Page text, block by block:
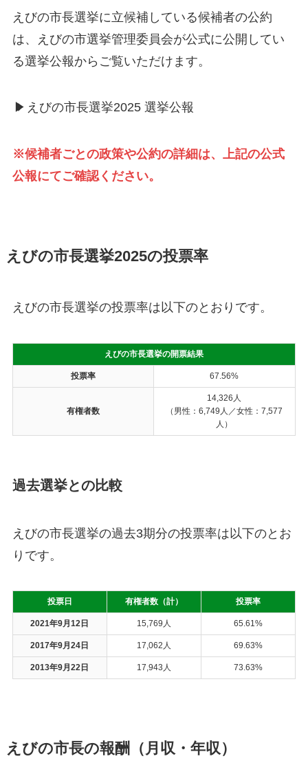
えびの市長選挙に立候補している候補者の公約
は、えびの市選挙管理委員会が公式に公開してい
る選挙公報からご覧いただけます。
▶ えびの市長選挙2025 選挙公報
※候補者ごとの政策や公約の詳細は、上記の公式
公報にてご確認ください。
えびの市長選挙2025の投票率
えびの市長選挙の投票率は以下のとおりです。
えびの市長選挙の開票結果
投票率 67.56%
有権者数
14,326人
（男性：6,749人／女性：7,577
人）
過去選挙との比較
えびの市長選挙の過去3期分の投票率は以下のとお
りです。
投票日 有権者数（計） 投票率
2021年9月12日 15,769人 65.61%
2017年9月24日 17,062人 69.63%
2013年9月22日 17,943人 73.63%
えびの市長の報酬（月収・年収）